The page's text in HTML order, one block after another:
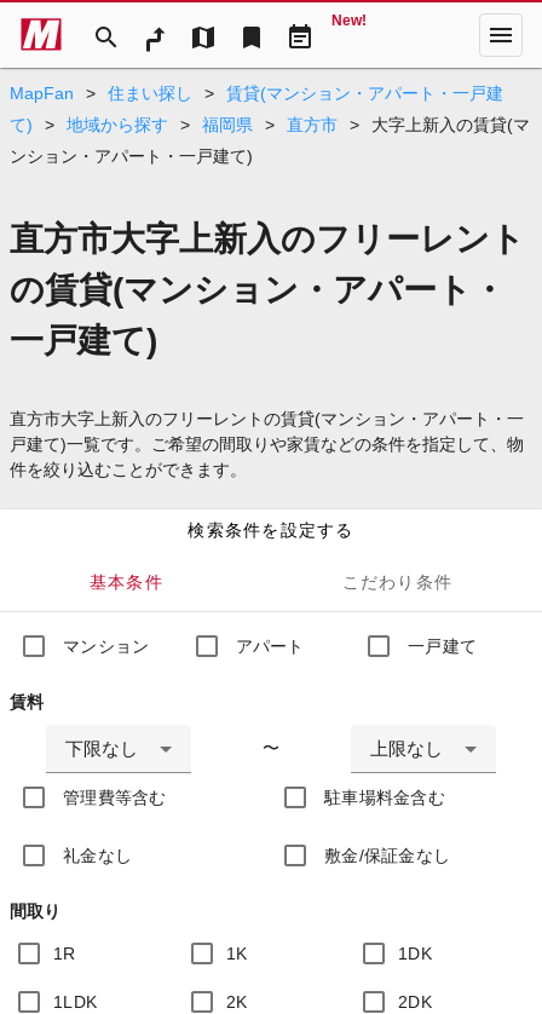
search map bookmark event_note
New! menu
MapFan > 住まい探し >
賃貸(マンション・アパート・一戸建
て)
> 地域から探す > 福岡県 > 直方市 >
大字上新入の賃貸(マ
ンション・アパート・一戸建て)
直方市大字上新入のフリーレント
の賃貸(マンション・アパート・
一戸建て)
直方市大字上新入のフリーレントの賃貸(マンション・アパート・一
戸建て)一覧です。ご希望の間取りや家賃などの条件を指定して、物
件を絞り込むことができます。
検索条件を設定する
基本条件 こだわり条件
マンション アパート 一戸建て
賃料
下限なし 〜 上限なし
管理費等含む 駐車場料金含む
礼金なし 敷金/保証金なし
間取り
1R 1K 1DK
1LDK 2K 2DK